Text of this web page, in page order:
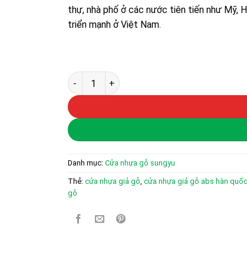
thự, nhà phố ở các nước tiên tiến như Mỹ,
triển mạnh ở Việt Nam.
Cửa nhựa gỗ Sung Yu Mẫu: SYA-340 số
Danh mục: Cửa nhựa gỗ sungyu
Thẻ: cửa nhựa giả gỗ cửa nhựa giả gỗ abs hàn quốc
gỗ